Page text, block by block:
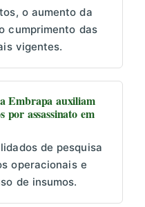
o aumento da
cumprimento das
vigentes.
Embrapa auxiliam
por assassinato em
de pesquisa
operacionais e
de insumos.